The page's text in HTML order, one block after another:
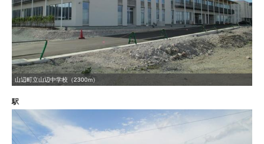
山辺町立山辺中学校（2300m）
駅